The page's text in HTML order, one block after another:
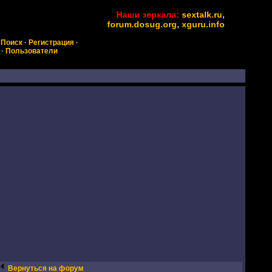
Наши зеркала: sextalk.ru,
forum.dosug.org, xguru.info
Поиск· Регистрация·
· Пользователи
Вернуться на форум